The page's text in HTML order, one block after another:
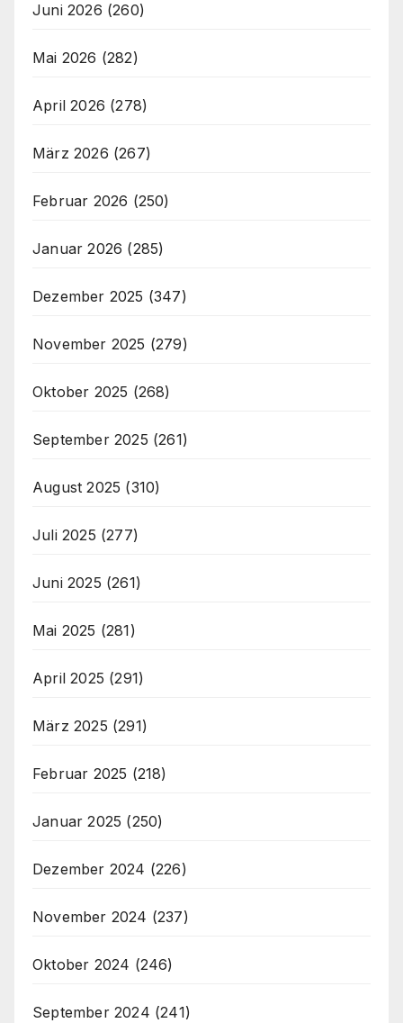
Juni 2026 (260)
Mai 2026 (282)
April 2026 (278)
März 2026 (267)
Februar 2026 (250)
Januar 2026 (285)
Dezember 2025 (347)
November 2025 (279)
Oktober 2025 (268)
September 2025 (261)
August 2025 (310)
Juli 2025 (277)
Juni 2025 (261)
Mai 2025 (281)
April 2025 (291)
März 2025 (291)
Februar 2025 (218)
Januar 2025 (250)
Dezember 2024 (226)
November 2024 (237)
Oktober 2024 (246)
September 2024 (241)